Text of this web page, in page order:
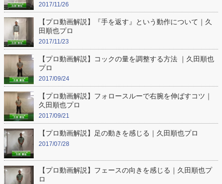
2017/11/26
【プロ動画解説】『手を返す』という動作について｜久
田順也プロ
2017/11/23
【プロ動画解説】コックの量を調整する方法 ｜久田順也
プロ
2017/09/24
【プロ動画解説】フォロースルーで右腕を伸ばすコツ｜
久田順也プロ
2017/09/21
【プロ動画解説】足の動きを感じる｜久田順也プロ
2017/07/28
【プロ動画解説】フェースの向きを感じる｜久田順也プ
ロ